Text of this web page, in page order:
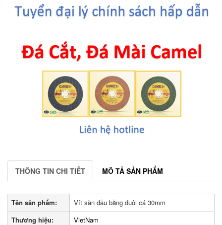
THÔNG TIN CHI TIẾT MÔ TẢ SẢN PHẨM
Tên sản phẩm:
Vít sàn đầu bằng đuôi cá 30mm
Thương hiệu:
VietNam